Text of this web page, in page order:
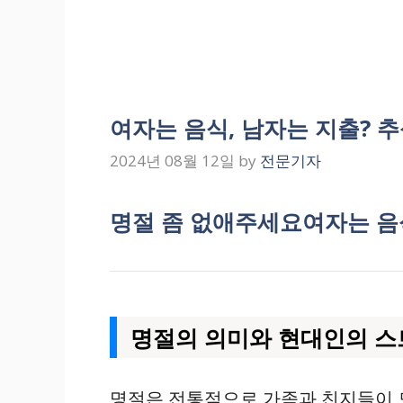
여자는 음식, 남자는 지출?
2024년 08월 12일 by 전문기자
명절 좀 없애주세요여자는
명절의 의미와 현대인의
명절은 전통적으로 가족과 친지들